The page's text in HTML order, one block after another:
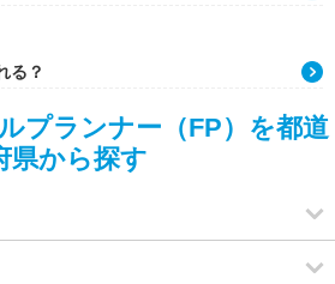
る？
プランナー（FP）を都道
県から探す